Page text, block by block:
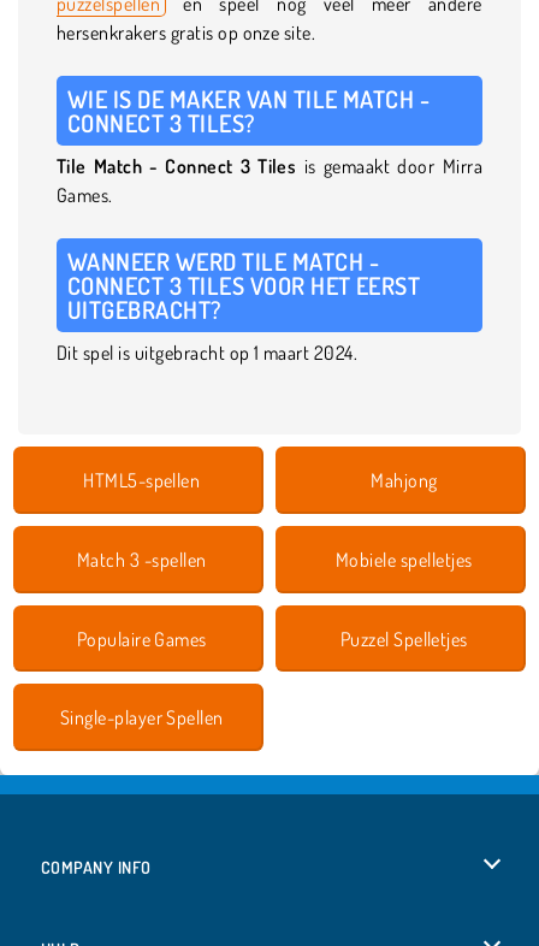
hersenkrakers gratis op onze site.
WIE IS DE MAKER VAN TILE MATCH -
CONNECT 3 TILES?
Tile Match - Connect 3 Tiles is gemaakt door Mirra
Games.
WANNEER WERD TILE MATCH -
CONNECT 3 TILES VOOR HET EERST
UITGEBRACHT?
Dit spel is uitgebracht op 1 maart 2024.
HTML5-spellen Mahjong
Match 3 -spellen Mobiele spelletjes
Populaire Games Puzzel Spelletjes
Single-player Spellen
COMPANY INFO